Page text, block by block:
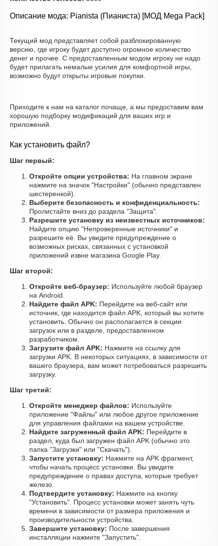
Описание мода: Pianista (Пианиста) [МОД Mega Pack]
Текущий мод представляет собой разблокированную
версию, где игроку будет доступно огромное количество
денег и прочее. С предоставленным модом игроку не надо
будет прилагать немалые усилия для комфортной игры,
возможно будут открыты игровые покупки.
Приходите к нам на каталог почаще, а мы предоставим вам
хорошую подборку модификаций для ваших игр и
приложений.
Как установить файл?
Шаг первый:
Откройте опции устройства: На главном экране
нажмите на значок "Настройки" (обычно представлен
шестеренкой).
Выберите безопасность и конфиденциальность:
Пролистайте вниз до раздела "Защита".
Разрешите установку из неизвестных источников:
Найдите опцию "Непроверенные источники" и
разрешите её. Вы увидите предупреждение о
возможных рисках, связанных с установкой
приложений извне магазина Google Play.
Шаг второй:
Откройте веб-браузер: Используйте любой браузер
на Android.
Найдите файл APK: Перейдите на веб-сайт или
источник, где находится файл APK, который вы хотите
установить. Обычно он располагается в секции
загрузок или в разделе, предоставленном
разработчиком.
Загрузите файл APK: Нажмите на ссылку для
загрузки APK. В некоторых ситуациях, в зависимости от
вашего браузера, вам может потребоваться разрешить
загрузку.
Шаг третий:
Откройте менеджер файлов: Используйте
приложение "Файлы" или любое другое приложение
для управления файлами на вашем устройстве.
Найдите загруженный файл APK: Перейдите в
раздел, куда был загружен файл APK (обычно это
папка "Загрузки" или "Скачать").
Запустите установку: Нажмите на APK фрагмент,
чтобы начать процесс установки. Вы увидите
предупреждение о правах доступа, которые требует
железо.
Подтвердите установку: Нажмите на кнопку
"Установить". Процесс установки может занять чуть
времени в зависимости от размера приложения и
производительности устройства.
Завершите установку: После завершения
инсталляции нажмите "Запустить".